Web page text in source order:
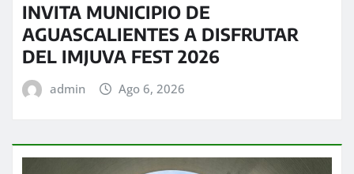
INVITA MUNICIPIO DE
AGUASCALIENTES A DISFRUTAR
DEL IMJUVA FEST 2026
admin Ago 6, 2026